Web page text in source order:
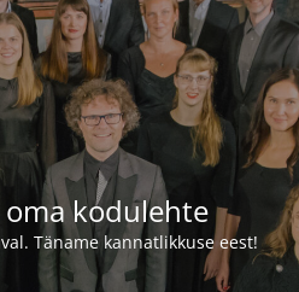
kodulehte
Täname kannatlikkuse eest!